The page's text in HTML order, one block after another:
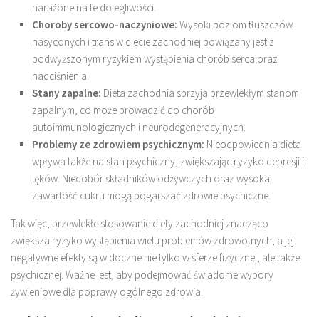
narażone na te dolegliwości.
Choroby sercowo-naczyniowe: Wysoki poziom tłuszczów
nasyconych i trans w diecie zachodniej powiązany jest z
podwyższonym ryzykiem wystąpienia chorób serca oraz
nadciśnienia.
Stany zapalne: Dieta zachodnia sprzyja przewlekłym stanom
zapalnym, co może prowadzić do chorób
autoimmunologicznych i neurodegeneracyjnych.
Problemy ze zdrowiem psychicznym: Nieodpowiednia dieta
wpływa także na stan psychiczny, zwiększając ryzyko depresji i
lęków. Niedobór składników odżywczych oraz wysoka
zawartość cukru mogą pogarszać zdrowie psychiczne.
Tak więc, przewlekłe stosowanie diety zachodniej znacząco
zwiększa ryzyko wystąpienia wielu problemów zdrowotnych, a jej
negatywne efekty są widoczne nie tylko w sferze fizycznej, ale także
psychicznej. Ważne jest, aby podejmować świadome wybory
żywieniowe dla poprawy ogólnego zdrowia.